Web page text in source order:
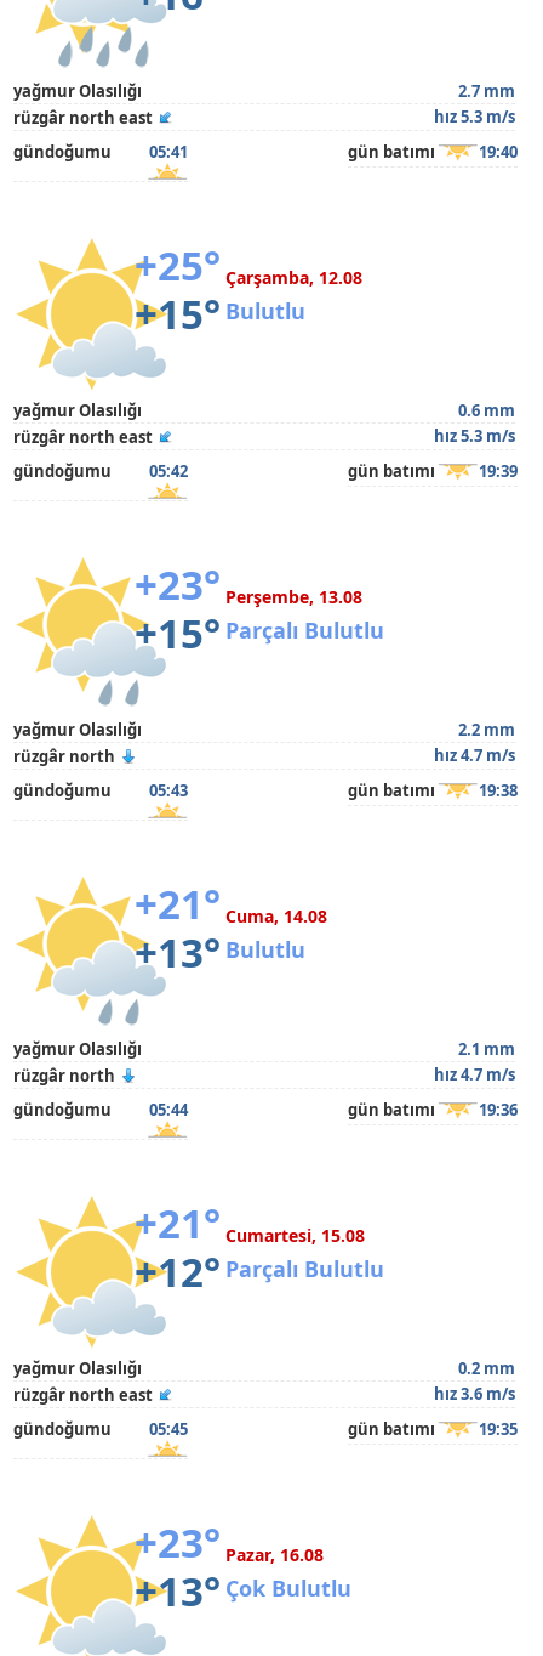
yağmur Olasılığı
2.7 mm
rüzgâr north east
hız 5.3 m/s
gündoğumu
05:41 gün batımı 19:40
+25°
+15°
Çarşamba, 12.08
Bulutlu
yağmur Olasılığı
0.6 mm
rüzgâr north east
hız 5.3 m/s
gündoğumu
05:42 gün batımı 19:39
+23°
+15°
Perşembe, 13.08
Parçalı Bulutlu
yağmur Olasılığı
2.2 mm
rüzgâr north
hız 4.7 m/s
gündoğumu
05:43 gün batımı 19:38
+21°
+13°
Cuma, 14.08
Bulutlu
yağmur Olasılığı
2.1 mm
rüzgâr north
hız 4.7 m/s
gündoğumu
05:44 gün batımı 19:36
+21°
+12°
Cumartesi, 15.08
Parçalı Bulutlu
yağmur Olasılığı
0.2 mm
rüzgâr north east
hız 3.6 m/s
gündoğumu
05:45 gün batımı 19:35
+23°
+13°
Pazar, 16.08
Çok Bulutlu